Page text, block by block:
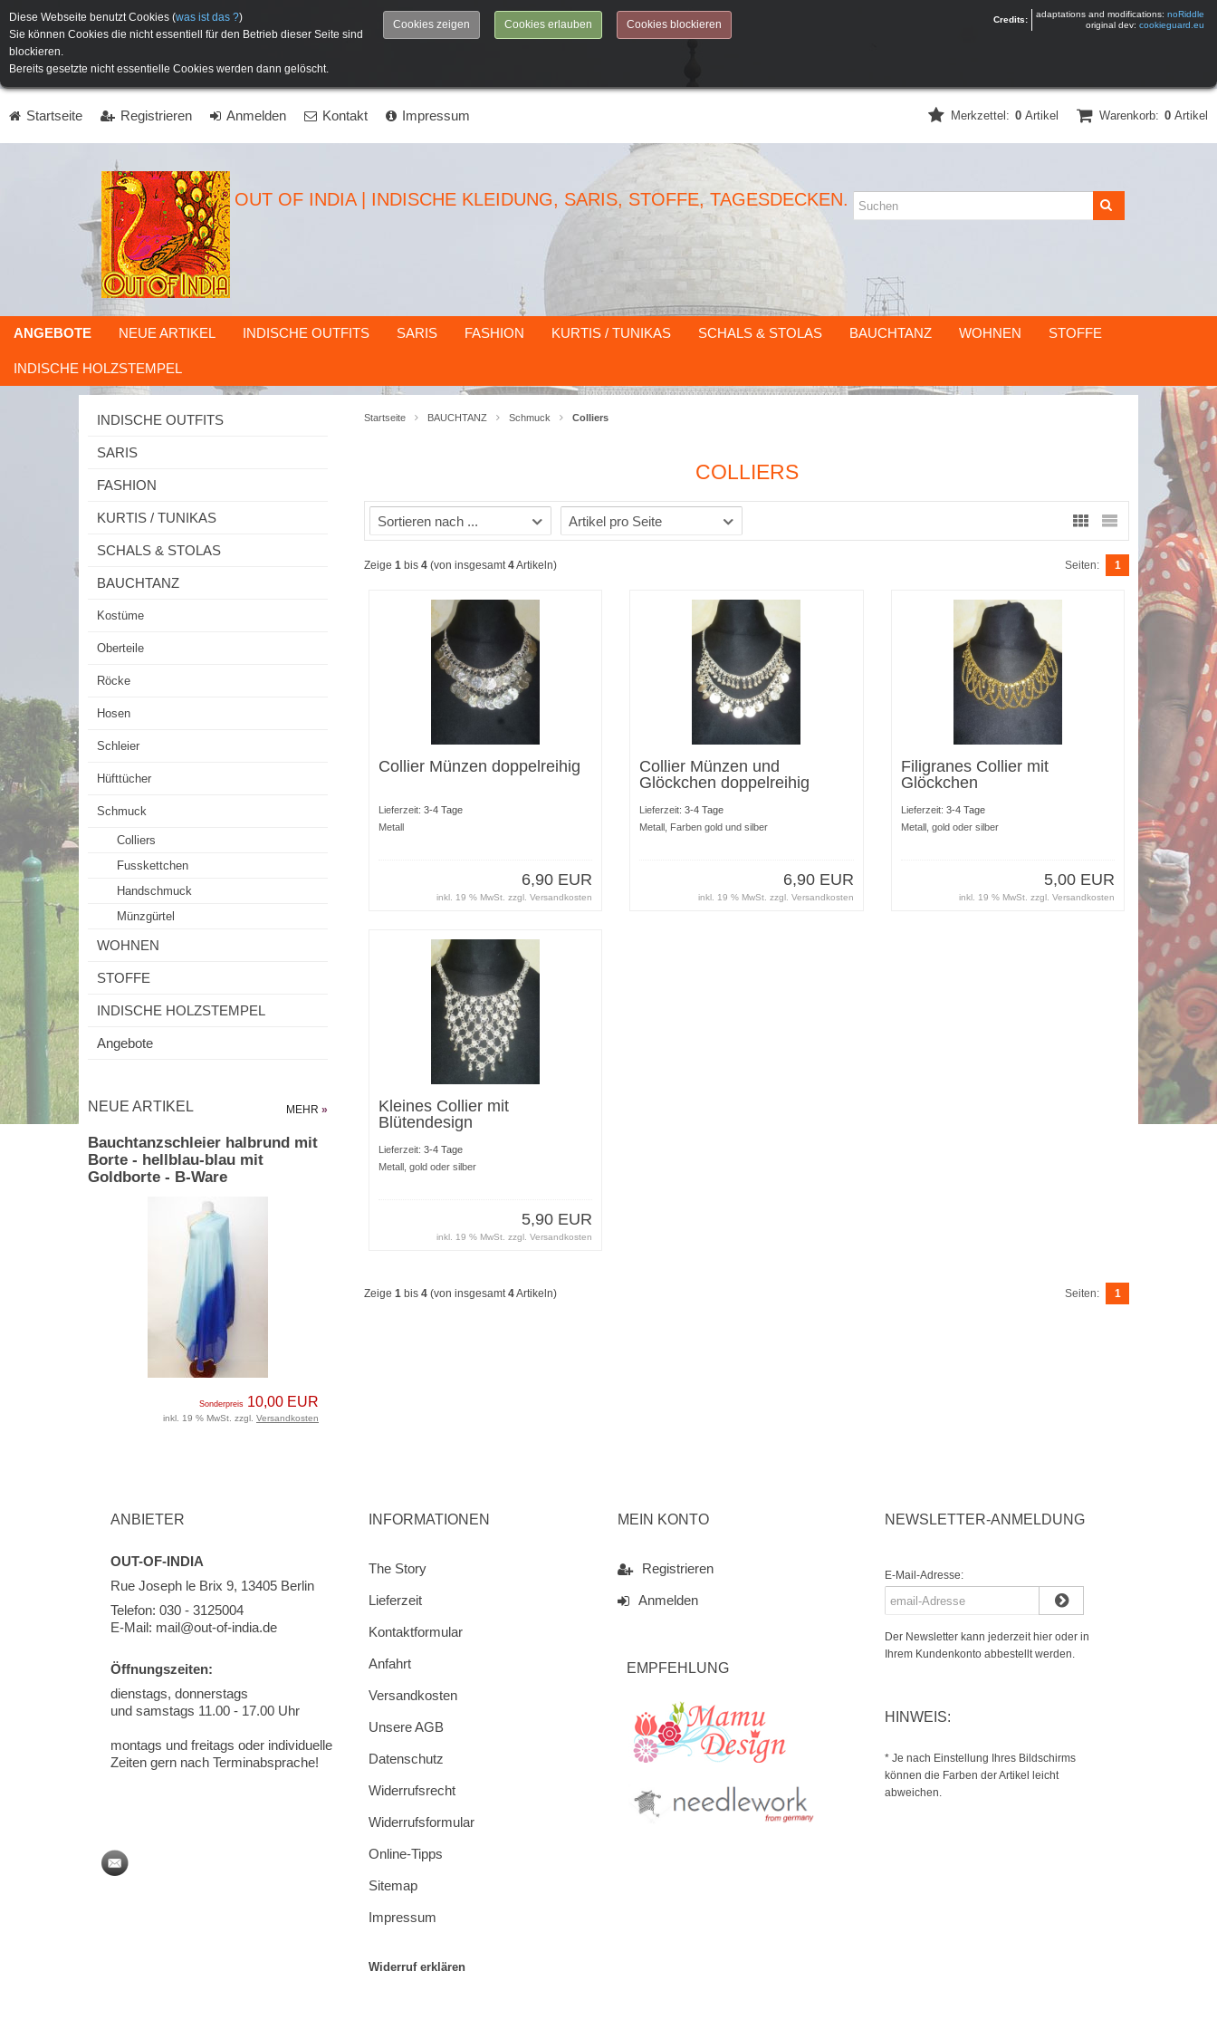
Credits:
adaptations and modifications: noRiddle
original dev: cookieguard.eu
Diese Webseite benutzt Cookies (was ist das ?)
Sie können Cookies die nicht essentiell für den Betrieb dieser Seite sind
blockieren.
Bereits gesetzte nicht essentielle Cookies werden dann gelöscht.
Cookies zeigen Cookies erlauben Cookies blockieren
Startseite Registrieren Anmelden Kontakt Impressum Warenkorb: 0 Artikel
Merkzettel: 0 Artikel
OUT OF INDIA | INDISCHE KLEIDUNG, SARIS, STOFFE, TAGESDECKEN.
ANGEBOTE NEUE ARTIKEL INDISCHE OUTFITS SARIS FASHION KURTIS / TUNIKAS SCHALS & STOLAS BAUCHTANZ WOHNEN STOFFE
INDISCHE HOLZSTEMPEL
Startseite BAUCHTANZ Schmuck Colliers
COLLIERS
Sortieren nach ... Artikel pro Seite
Zeige 1 bis 4 (von insgesamt4Artikeln) Seiten: 1
Collier Münzen doppelreihig
Lieferzeit: 3-4 Tage
Metall
6,90 EUR
inkl. 19 % MwSt. zzgl.Versandkosten
Collier Münzen und
Glöckchen doppelreihig
Lieferzeit:3-4 Tage
Metall, Farben gold und silber
6,90 EUR
inkl. 19 % MwSt. zzgl. Versandkosten
Filigranes Collier mit
Glöckchen
Lieferzeit: 3-4 Tage
Metall, gold oder silber
5,00 EUR
inkl. 19 % MwSt. zzgl. Versandkosten
Kleines Collier mit
Blütendesign
Lieferzeit: 3-4 Tage
Metall, gold oder silber
5,90 EUR
inkl. 19 % MwSt. zzgl.Versandkosten
Zeige 1 bis 4 (von insgesamt4Artikeln) Seiten: 1
INDISCHE OUTFITS
SARIS
FASHION
KURTIS / TUNIKAS
SCHALS & STOLAS
BAUCHTANZ
Kostüme
Oberteile
Röcke
Hosen
Schleier
Hüfttücher
Schmuck
Colliers
Fusskettchen
Handschmuck
Münzgürtel
WOHNEN
STOFFE
INDISCHE HOLZSTEMPEL
Angebote
NEUE ARTIKEL MEHR »
Bauchtanzschleier halbrund mit
Borte - hellblau-blau mit
Goldborte - B-Ware
Sonderpreis 10,00 EUR
inkl. 19 % MwSt. zzgl. Versandkosten
ANBIETER
OUT-OF-INDIA
Rue Joseph le Brix 9, 13405 Berlin
Telefon: 030 - 3125004
E-Mail: mail@out-of-india.de
Öffnungszeiten:
dienstags, donnerstags
und samstags 11.00 - 17.00 Uhr
montags und freitags oder individuelle
Zeiten gern nach Terminabsprache!
INFORMATIONEN
The Story
Lieferzeit
Kontaktformular
Anfahrt
Versandkosten
Unsere AGB
Datenschutz
Widerrufsrecht
Widerrufsformular
Online-Tipps
Sitemap
Impressum
Widerruf erklären
MEIN KONTO
Registrieren
Anmelden
EMPFEHLUNG
NEWSLETTER-ANMELDUNG
E-Mail-Adresse:
Der Newsletter kann jederzeit hier oder in
Ihrem Kundenkonto abbestellt werden.
HINWEIS:
* Je nach Einstellung Ihres Bildschirms
können die Farben der Artikel leicht
abweichen.